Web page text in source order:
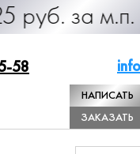
м.п.
58
НАПИСАТЬ
ДИРЕКТОРУ
ЗАКАЗАТЬ
ЗВОНОК